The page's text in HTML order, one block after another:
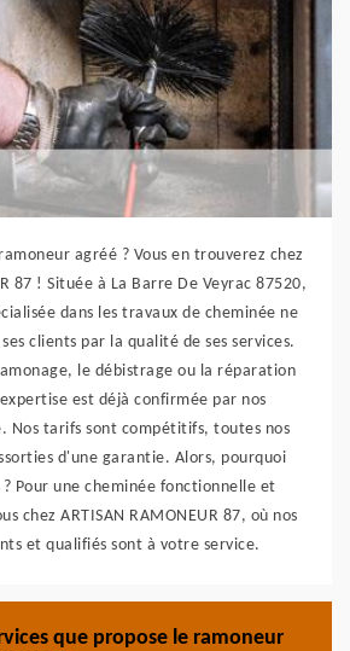
agréé ? Vous en trouverez chez
87 ! Située à La Barre De Veyrac 87520,
dans les travaux de cheminée ne
clients par la qualité de ses services.
le débistrage ou la réparation
est déjà confirmée par nos
Nos tarifs sont compétitifs, toutes nos
d'une garantie. Alors, pourquoi
Pour une cheminée fonctionnelle et
chez ARTISAN RAMONEUR 87, où nos
et qualifiés sont à votre service.
que propose le ramoneur